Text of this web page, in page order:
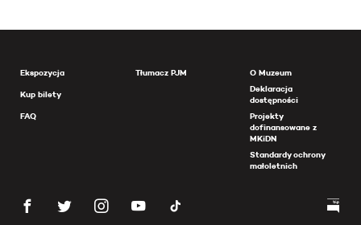
Ekspozycja
Kup bilety
FAQ
Tłumacz PJM
O Muzeum
Deklaracja
dostępności
Projekty
dofinansowane z
MKiDN
Standardy ochrony
małoletnich